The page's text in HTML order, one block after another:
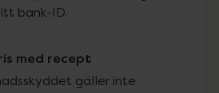
bank-ID.
med recept
gäller inte